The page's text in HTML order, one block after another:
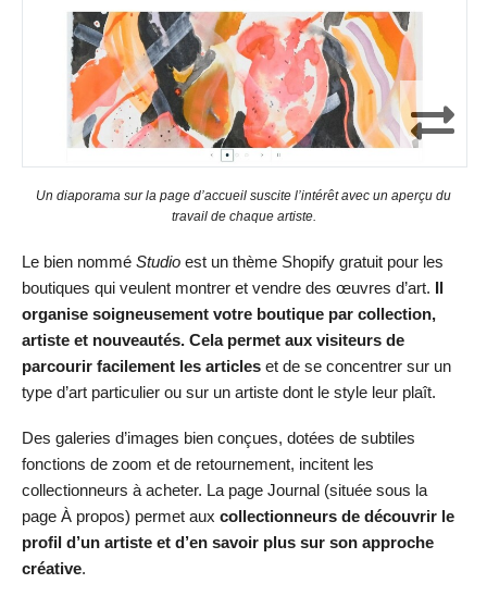
Un diaporama sur la page d’accueil suscite l’intérêt avec un aperçu du
travail de chaque artiste.
Le bien nommé Studio est un thème Shopify gratuit pour les
boutiques qui veulent montrer et vendre des œuvres d’art. Il
organise soigneusement votre boutique par collection,
artiste et nouveautés. Cela permet aux visiteurs de
parcourir facilement les articles et de se concentrer sur un
type d’art particulier ou sur un artiste dont le style leur plaît.
Des galeries d’images bien conçues, dotées de subtiles
fonctions de zoom et de retournement, incitent les
collectionneurs à acheter. La page Journal (située sous la
page À propos) permet aux collectionneurs de découvrir le
profil d’un artiste et d’en savoir plus sur son approche
créative.